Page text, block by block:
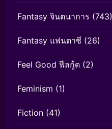
Fantasy จินตนาการ (743)
Fantasy แฟนตาซี (26)
Feel Good ฟีลกู้ด (2)
Feminism (1)
Fiction (41)